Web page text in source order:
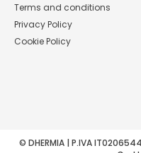
Terms and conditions
Privacy Policy
Cookie Policy
© DHERMIA | P.IVA